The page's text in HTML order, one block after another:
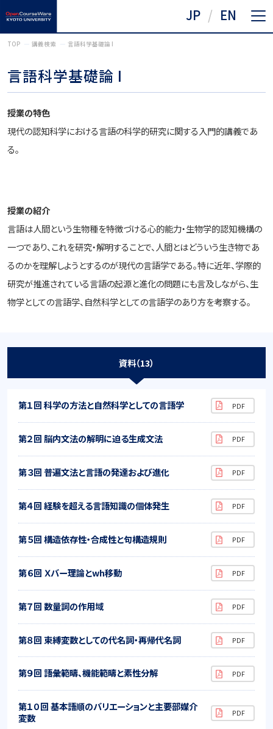
JP EN
TOP 講義検索 言語科学基礎論 I
言語科学基礎論 I
授業の特色
現代の認知科学における言語の科学的研究に関する入門的講義であ
る。
授業の紹介
言語は人間という生物種を特徴づける心的能力・生物学的認知機構の
一つであり、これを研究・解明することで、人間とはどういう生き物であ
るのかを理解しようとするのが現代の言語学である。特に近年、学際的
研究が推進されている言語の起源と進化の問題にも言及しながら、生
物学としての言語学、自然科学としての言語学のあり方を考察する。
資料（13）
第１回 科学の方法と自然科学としての言語学
第２回 脳内文法の解明に迫る生成文法
第３回 普遍文法と言語の発達および進化
第４回 経験を超える言語知識の個体発生
第５回 構造依存性・合成性と句構造規則
第６回 Ｘバー理論とwh移動
第７回 数量詞の作用域
第８回 束縛変数としての代名詞・再帰代名詞
第９回 語彙範疇、機能範疇と素性分解
第１０回 基本語順のバリエーションと主要部媒介
変数